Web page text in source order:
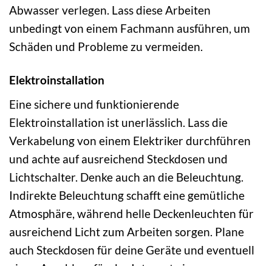
Abwasser verlegen. Lass diese Arbeiten
unbedingt von einem Fachmann ausführen, um
Schäden und Probleme zu vermeiden.
Elektroinstallation
Eine sichere und funktionierende
Elektroinstallation ist unerlässlich. Lass die
Verkabelung von einem Elektriker durchführen
und achte auf ausreichend Steckdosen und
Lichtschalter. Denke auch an die Beleuchtung.
Indirekte Beleuchtung schafft eine gemütliche
Atmosphäre, während helle Deckenleuchten für
ausreichend Licht zum Arbeiten sorgen. Plane
auch Steckdosen für deine Geräte und eventuell